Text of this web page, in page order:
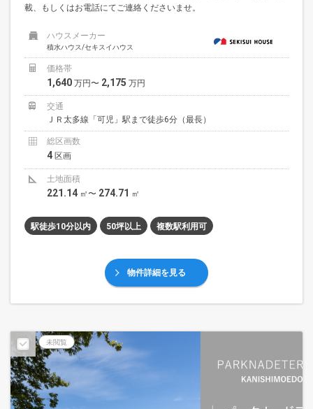
載、もしくはお電話にてご連絡くださいませ。
ハウスメーカー
積水ハウス/セキスイハウス
価格帯
1,640 万円〜 2,175 万円
交通
ＪＲ太多線「可児」駅まで徒歩6分（最長）
総区画数
4 区画
土地面積
221.14 ㎡〜 274.71 ㎡
駅徒歩10分以内 50坪以上 複数駅利用可
物件詳細を見る
未閲覧